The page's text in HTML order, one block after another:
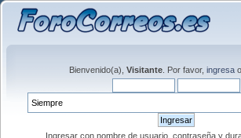
Bienvenido(a), Visitante. Por favor, ingresao
Ingresar con nombre de usuario, contraseña y